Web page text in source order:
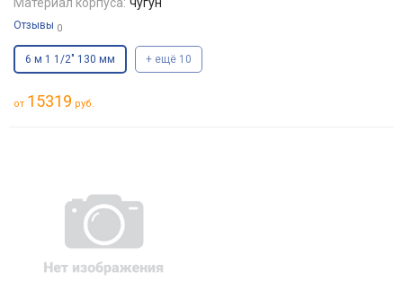
Отзывы 0
6 м 1 1/2" 130 мм + ещё 10
от 15319 руб.